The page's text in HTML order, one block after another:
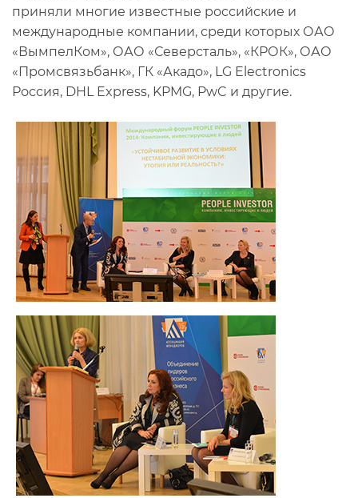
приняли многие известные российские и
международные компании, среди которых ОАО
«ВымпелКом», ОАО «Северсталь», «КРОК», ОАО
«Промсвязьбанк», ГК «Акадо», LG Electronics
Россия, DHL Express, KPMG, PwC и другие.